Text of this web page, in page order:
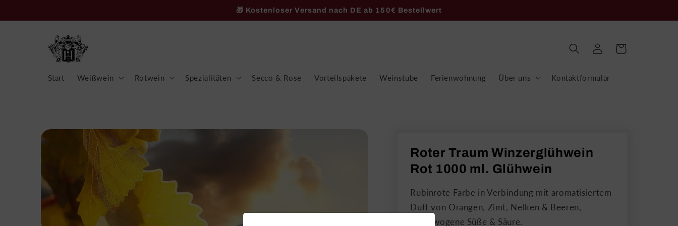
Inhalt
🎁 Kostenloser Versand nach DE ab 150€ Bestellwert
Start Weißwein Rotwein Spezialitäten Secco & Rose Vorteilspakete Weinstube Ferienwohnung Über uns Kontaktformular
EinloggenWarenkorb
Zu
Produktinformationen
Roter Traum Winzerglühwein
Rot 1000 ml. Glühwein
Rubinrote Farbe in Verbindung mit aromatisiertem
Duft von Orangen, Zimt, Nelken & Beeren,
ausgewogene Süße & Säure.